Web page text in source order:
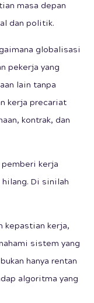
masa depan
dan politik.
globalisasi
pekerja yang
lain tanpa
kerja precariat
kontrak, dan
kerja
hilang. Di sinilah
kepastian kerja,
sistem yang
hanya rentan
algoritma yang